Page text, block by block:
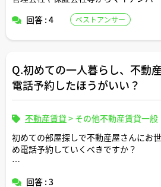
回答 : 4 ベストアンサー
Q.初めての一人暮らし、不動
電話予約したほうがいい？
不動産賃貸 > その他不動産賃貸一般
初めての部屋探しで不動産屋さんにお
め電話予約していくべきですか？
けではなければふらっと気軽に立ち寄
回答 : 3